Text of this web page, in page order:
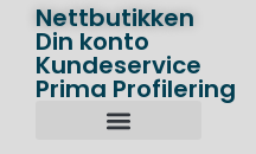
Nettbutikken
Din konto
Kundeservice
Prima Profilering